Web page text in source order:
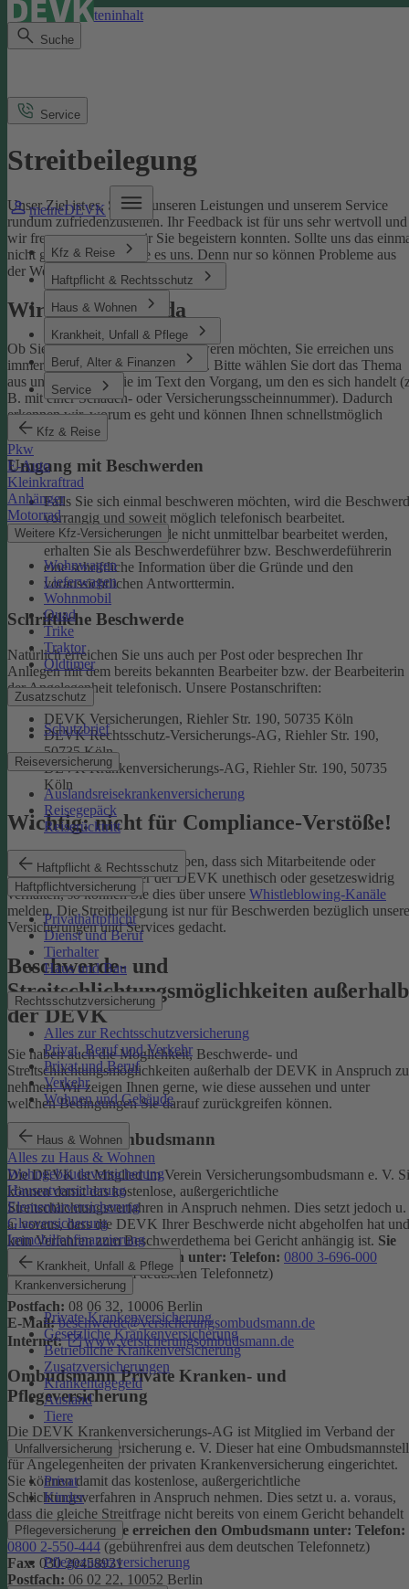
Direkt zum Seiteninhalt
Suche
meineDEVK
Kfz & Reise
Haftpflicht & Rechtsschutz
Haus & Wohnen
Krankheit, Unfall & Pflege
Beruf, Alter & Finanzen
Service
Kfz & Reise
Pkw
E-Auto
Kleinkraftrad
Anhänger
Motorrad
Weitere Kfz-Versicherungen
Wohnwagen
Lieferwagen
Wohnmobil
Quad
Trike
Traktor
Oldtimer
Zusatzschutz
Schutzbrief
Reiseversicherung
Auslandsreisekrankenversicherung
Reisegepäck
Reiserücktritt
Haftpflicht & Rechtsschutz
Haftpflichtversicherung
Privathaftpflicht
Dienst und Beruf
Tierhalter
Haus und Bau
Rechtsschutzversicherung
Alles zur Rechtsschutzversicherung
Privat, Beruf und Verkehr
Privat und Beruf
Verkehr
Wohnen und Gebäude
Haus & Wohnen
Alles zu Haus & Wohnen
Wohngebäudeversicherung
Hausratversicherung
Elementarversicherung
Glasversicherung
Immobilienfinanzierung
Krankheit, Unfall & Pflege
Krankenversicherung
Private Krankenversicherung
Gesetzliche Krankenversicherung
Betriebliche Krankenversicherung
Zusatzversicherungen
Krankentagegeld
Ausland
Tiere
Unfallversicherung
Privat
Kinder
Pflegeversicherung
Pflegezusatzversicherung
Service
Streitbeilegung
Unser Ziel ist es, Sie mit unseren Leistungen und unserem Service
rundum zufriedenzustellen. Ihr Feedback ist für uns sehr wertvoll und
wir freuen uns, wenn wir Sie begeistern konnten. Sollte uns das
nicht gelingen, sagen Sie es uns. Denn nur so können Probleme aus
der Welt geschafft werden.
Wir sind für Sie da
Ob Sie uns loben oder sich beschweren möchten, Sie erreichen uns
immer über unser Kontaktformular
. Bitte wählen Sie dort das Thema
aus und benennen Sie im Text den Vorgang, um den es sich handelt
B. mit einer Schaden- oder Versicherungsscheinnummer). Dadurch
erkennen wir, worum es geht und können Ihnen schnellstmöglich
weiterhelfen.
Umgang mit Beschwerden
Falls Sie sich einmal beschweren möchten, wird die
vorrangig und soweit möglich telefonisch bearbeitet.
Kann eine Beschwerde nicht unmittelbar bearbeitet werden,
erhalten Sie als Beschwerdeführer bzw. Beschwerdeführerin
eine schriftliche Information über die Gründe und den
voraussichtlichen Antworttermin.
Schriftliche Beschwerde
Natürlich erreichen Sie uns auch per Post oder besprechen Ihr
Anliegen mit dem bereits bekannten Bearbeiter bzw. der Bearbeiterin
der Angelegenheit telefonisch. Unsere Postanschriften:
DEVK Versicherungen, Riehler Str. 190, 50735 Köln
DEVK Rechtsschutz-Versicherungs-AG, Riehler Str. 190,
50735 Köln
DEVK Krankenversicherungs-AG, Riehler Str. 190, 50735
Köln
Wichtig: nicht für Compliance-Verstöße!
Wenn Sie Kenntnis darüber haben, dass sich Mitarbeitende oder
Partnerinnen und Partner der DEVK unethisch oder gesetzeswidrig
verhalten, so können Sie dies über unsere Whistleblowing-Kanäle
melden. Die Streitbeilegung ist nur für Beschwerden bezüglich
Versicherungen und Services gedacht.
Beschwerde- und
Streitschlichtungsmöglichkeiten außerhalb
der DEVK
Sie haben auch die Möglichkeit, Beschwerde- und
Streitschlichtungsmöglichkeiten außerhalb der DEVK in Anspruch zu
nehmen. Wir zeigen Ihnen gerne, wie diese aussehen und unter
welchen Bedingungen Sie darauf zurückgreifen können.
Versicherungsombudsmann
Die DEVK ist Mitglied im Verein Versicherungsombudsmann e. V.
können damit das kostenlose, außergerichtliche
Streitschlichtungsverfahren in Anspruch nehmen. Dies setzt jedoch u.
a. voraus, dass die DEVK Ihrer Beschwerde nicht abgeholfen hat und
kein Verfahren zum Beschwerdethema bei Gericht anhängig ist. Sie
erreichen den Ombudsmann unter: Telefon: 0800 3-696-000
(gebührenfrei aus dem deutschen Telefonnetz)
Fax:0800 3-699-000
Postfach: 08 06 32, 10006 Berlin
E-Mail:beschwerde@versicherungsombudsmann.de
Internet:
www.versicherungsombudsmann.de
Ombudsmann Private Kranken- und
Pflegeversicherung
Die DEVK Krankenversicherungs-AG ist Mitglied im Verband der
privaten Krankenversicherung e. V. Dieser hat eine
für Angelegenheiten der privaten Krankenversicherung eingerichtet.
Sie können damit das kostenlose, außergerichtliche
Schlichtungsverfahren in Anspruch nehmen. Dies setzt u. a. voraus,
dass die gleiche Streitfrage nicht bereits von einem Gericht behandelt
wird oder wurde.Sie erreichen den Ombudsmann unter: Telefon:
0800 2-550-444 (gebührenfrei aus dem deutschen Telefonnetz)
Fax: 030 20458931
Postfach: 06 02 22, 10052 Berlin